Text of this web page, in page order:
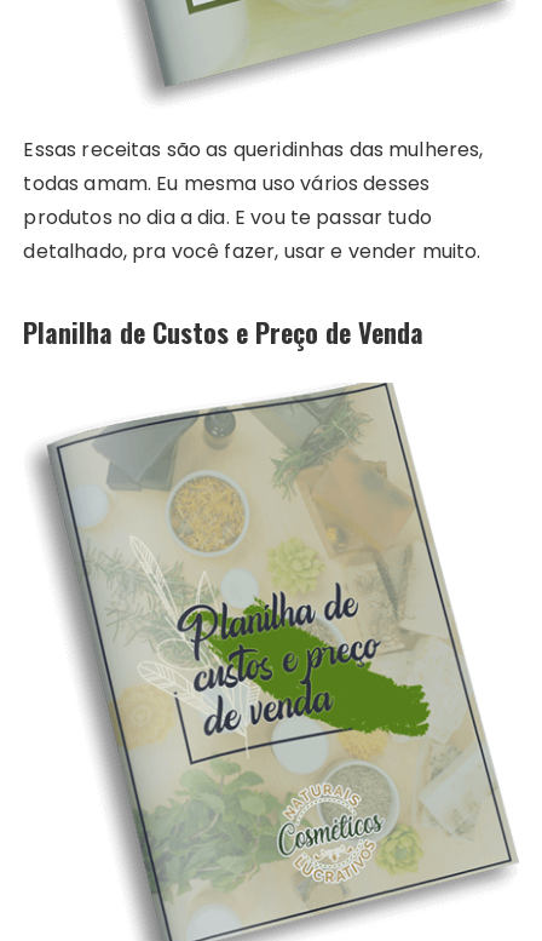
Essas receitas são as queridinhas das mulheres,
todas amam. Eu mesma uso vários desses
produtos no dia a dia. E vou te passar tudo
detalhado, pra você fazer, usar e vender muito.
Planilha de Custos e Preço de Venda